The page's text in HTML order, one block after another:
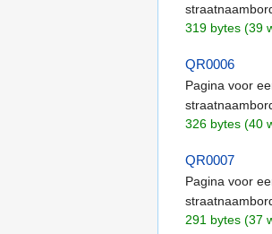
319 bytes (39
QR0006
Pagina voor
326 bytes (40
QR0007
Pagina voor
291 bytes (37